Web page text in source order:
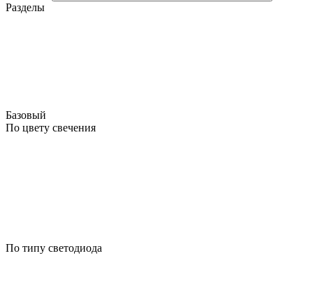
Разделы
Базовый
По цвету свечения
По типу светодиода